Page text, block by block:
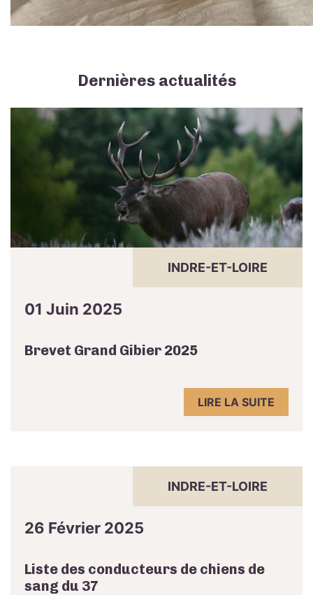
Dernières actualités
INDRE-ET-LOIRE
01 Juin 2025
Brevet Grand Gibier 2025
LIRE LA SUITE
INDRE-ET-LOIRE
26 Février 2025
Liste des conducteurs de chiens de
sang du 37